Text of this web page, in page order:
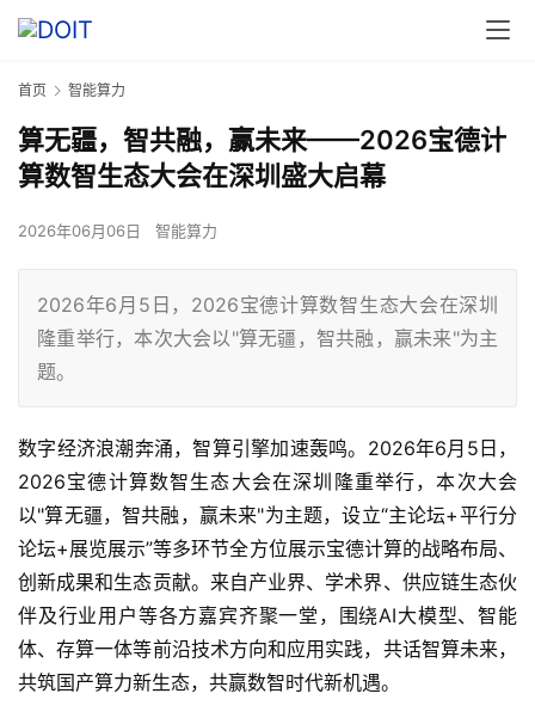
首页 智能算力
算无疆，智共融，赢未来——2026宝德计
算数智生态大会在深圳盛大启幕
2026年06月06日 智能算力
2026年6月5日，2026宝德计算数智生态大会在深圳
隆重举行，本次大会以"算无疆，智共融，赢未来"为主
题。
数字经济浪潮奔涌，智算引擎加速轰鸣。2026年6月5日，
2026宝德计算数智生态大会在深圳隆重举行，本次大会
以"算无疆，智共融，赢未来"为主题，设立“主论坛+平行分
论坛+展览展示”等多环节全方位展示宝德计算的战略布局、
创新成果和生态贡献。来自产业界、学术界、供应链生态伙
伴及行业用户等各方嘉宾齐聚一堂，围绕AI大模型、智能
体、存算一体等前沿技术方向和应用实践，共话智算未来，
共筑国产算力新生态，共赢数智时代新机遇。